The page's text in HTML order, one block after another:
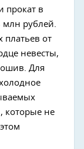
прокат в
млн рублей.
платьев от
невесты,
Для
которые не